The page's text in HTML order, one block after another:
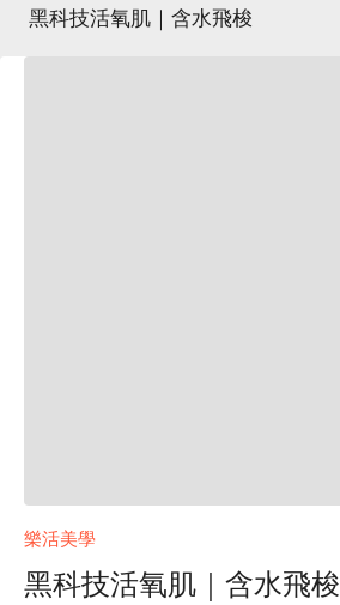
黑科技活氧肌｜含水飛梭
樂活美學
黑科技活氧肌｜含水飛梭